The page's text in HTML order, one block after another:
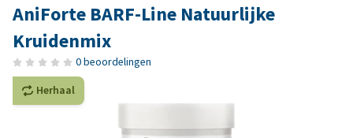
AniForte BARF-Line Natuurlijke
Kruidenmix
0 beoordelingen
Herhaal